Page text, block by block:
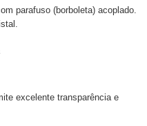
parafuso (borboleta) acoplado.
excelente transparência e